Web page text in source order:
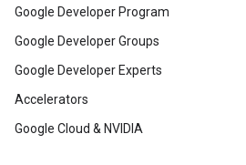
Google Developer Program
Google Developer Groups
Google Developer Experts
Accelerators
Google Cloud & NVIDIA